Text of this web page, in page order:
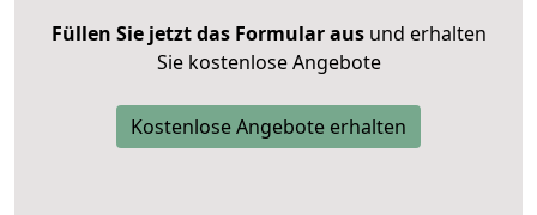
Füllen Sie jetzt das Formular ausund erhalten
Sie kostenlose Angebote
Kostenlose Angebote erhalten